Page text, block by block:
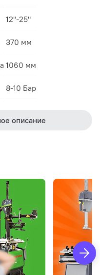
12"-25"
370 мм
1060 мм
8-10 Бар
описание